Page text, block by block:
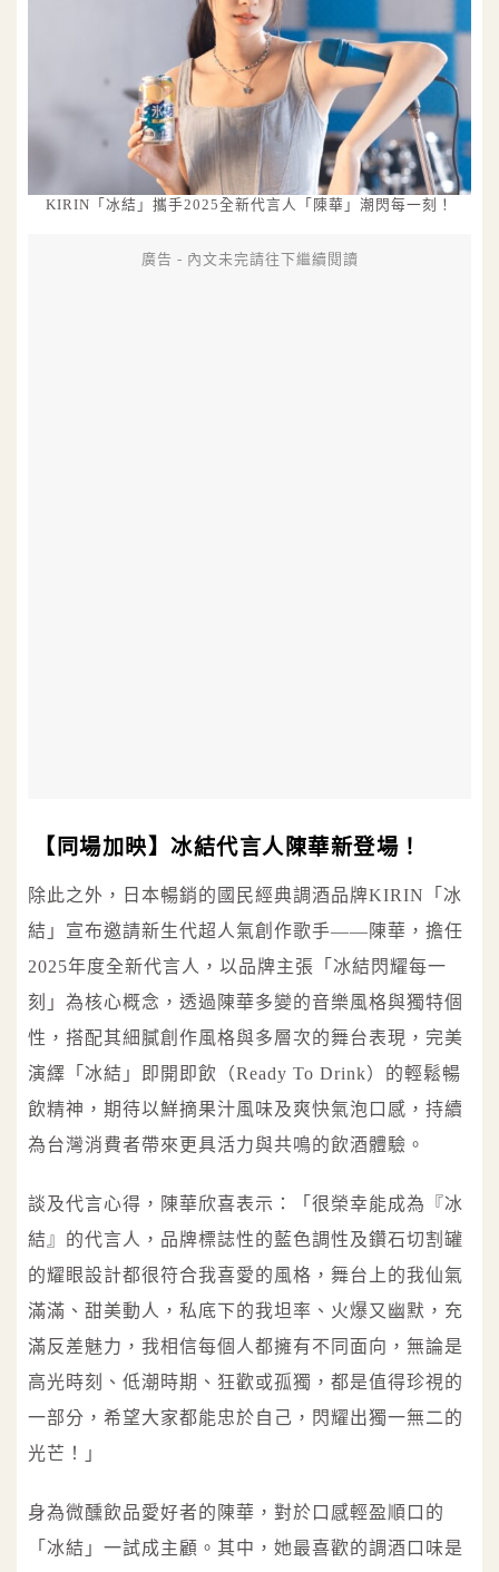
KIRIN「冰結」攜手2025全新代言人「陳華」潮閃每一刻！
廣告 - 內文未完請往下繼續閱讀
【同場加映】冰結代言人陳華新登場！
除此之外，日本暢銷的國民經典調酒品牌KIRIN「冰
結」宣布邀請新生代超人氣創作歌手——陳華，擔任
2025年度全新代言人，以品牌主張「冰結閃耀每一
刻」為核心概念，透過陳華多變的音樂風格與獨特個
性，搭配其細膩創作風格與多層次的舞台表現，完美
演繹「冰結」即開即飲（Ready To Drink）的輕鬆暢
飲精神，期待以鮮摘果汁風味及爽快氣泡口感，持續
為台灣消費者帶來更具活力與共鳴的飲酒體驗。
談及代言心得，陳華欣喜表示：「很榮幸能成為『冰
結』的代言人，品牌標誌性的藍色調性及鑽石切割罐
的耀眼設計都很符合我喜愛的風格，舞台上的我仙氣
滿滿、甜美動人，私底下的我坦率、火爆又幽默，充
滿反差魅力，我相信每個人都擁有不同面向，無論是
高光時刻、低潮時期、狂歡或孤獨，都是值得珍視的
一部分，希望大家都能忠於自己，閃耀出獨一無二的
光芒！」
身為微醺飲品愛好者的陳華，對於口感輕盈順口的
「冰結」一試成主顧。其中，她最喜歡的調酒口味是